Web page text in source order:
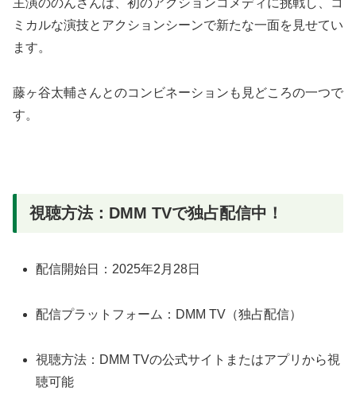
ミカルな演技とアクションシーンで新たな一面を見せてい
ます。
藤ヶ谷太輔さんとのコンビネーションも見どころの一つで
す。
視聴方法：DMM TVで独占配信中！
配信開始日：2025年2月28日
配信プラットフォーム：DMM TV（独占配信）
視聴方法：DMM TVの公式サイトまたはアプリから視
聴可能